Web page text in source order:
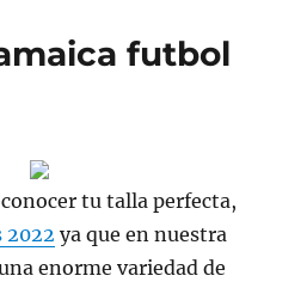
futbol
tu talla perfecta,
2022 ya que en nuestra
enorme variedad de